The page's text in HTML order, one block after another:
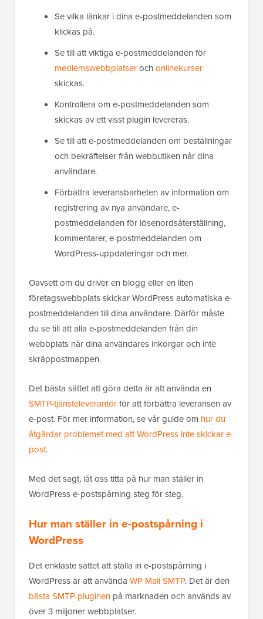
Se vilka länkar i dina e-postmeddelanden som
klickas på.
Se till att viktiga e-postmeddelanden för
medlemswebbplatserochonlinekurser
skickas.
Kontrollera om e-postmeddelanden som
skickas av ett visst plugin levereras.
Se till att e-postmeddelanden om beställningar
och bekräftelser från webbutiken når dina
användare.
Förbättra leveransbarheten av information om
registrering av nya användare, e-
postmeddelanden för lösenordsåterställning,
kommentarer, e-postmeddelanden om
WordPress-uppdateringar och mer.
Oavsett om du driver en blogg eller en liten
företagswebbplats skickar WordPress automatiska e-
postmeddelanden till dina användare. Därför måste
du se till att alla e-postmeddelanden från din
webbplats når dina användares inkorgar och inte
skräppostmappen.
Det bästa sättet att göra detta är att använda en
SMTP-tjänsteleverantörför att förbättra leveransen av
e-post. För mer information, se vår guide om hur du
åtgärdar problemet med att WordPress inte skickar e-
post.
Med det sagt, låt oss titta på hur man ställer in
WordPress e-postspårning steg för steg.
Hur man ställer in e-postspårning i
WordPress
Det enklaste sättet att ställa in e-postspårning i
WordPress är att använda WP Mail SMTP. Det är den
bästa SMTP-pluginen på marknaden och används av
över 3 miljoner webbplatser.